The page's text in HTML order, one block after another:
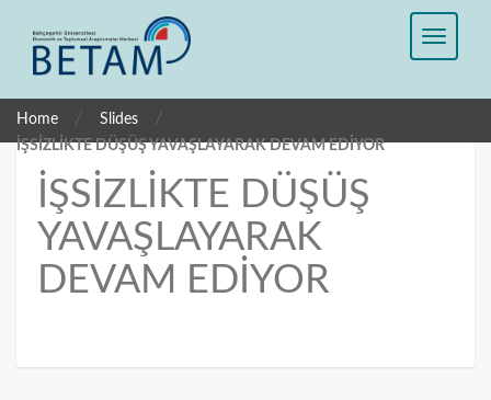
Home / Slides /
İŞSİZLİKTE DÜŞÜŞ YAVAŞLAYARAK DEVAM EDİYOR
İŞSİZLİKTE DÜŞÜŞ
YAVAŞLAYARAK
DEVAM EDİYOR